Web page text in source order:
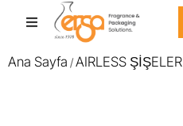
Ana Sayfa /AIRLESS ŞİŞELER